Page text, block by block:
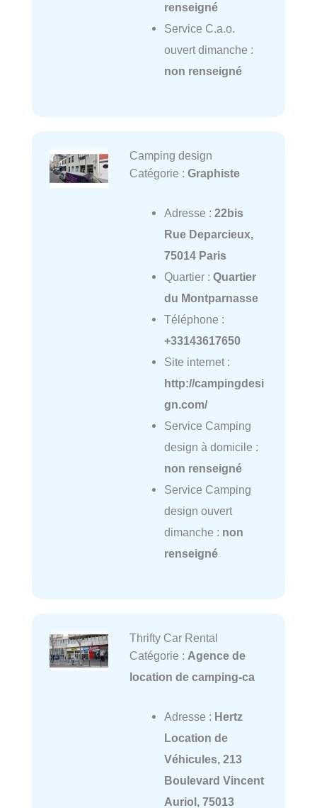
renseigné
Service C.a.o.
ouvert dimanche :
non renseigné
Camping design
Catégorie : Graphiste
Adresse : 22bis
Rue Deparcieux,
75014 Paris
Quartier : Quartier
du Montparnasse
Téléphone :
+33143617650
Site internet :
http://campingdesi
gn.com/
Service Camping
design à domicile :
non renseigné
Service Camping
design ouvert
dimanche : non
renseigné
Thrifty Car Rental
Catégorie : Agence de
location de camping-ca
Adresse : Hertz
Location de
Véhicules, 213
Boulevard Vincent
Auriol, 75013